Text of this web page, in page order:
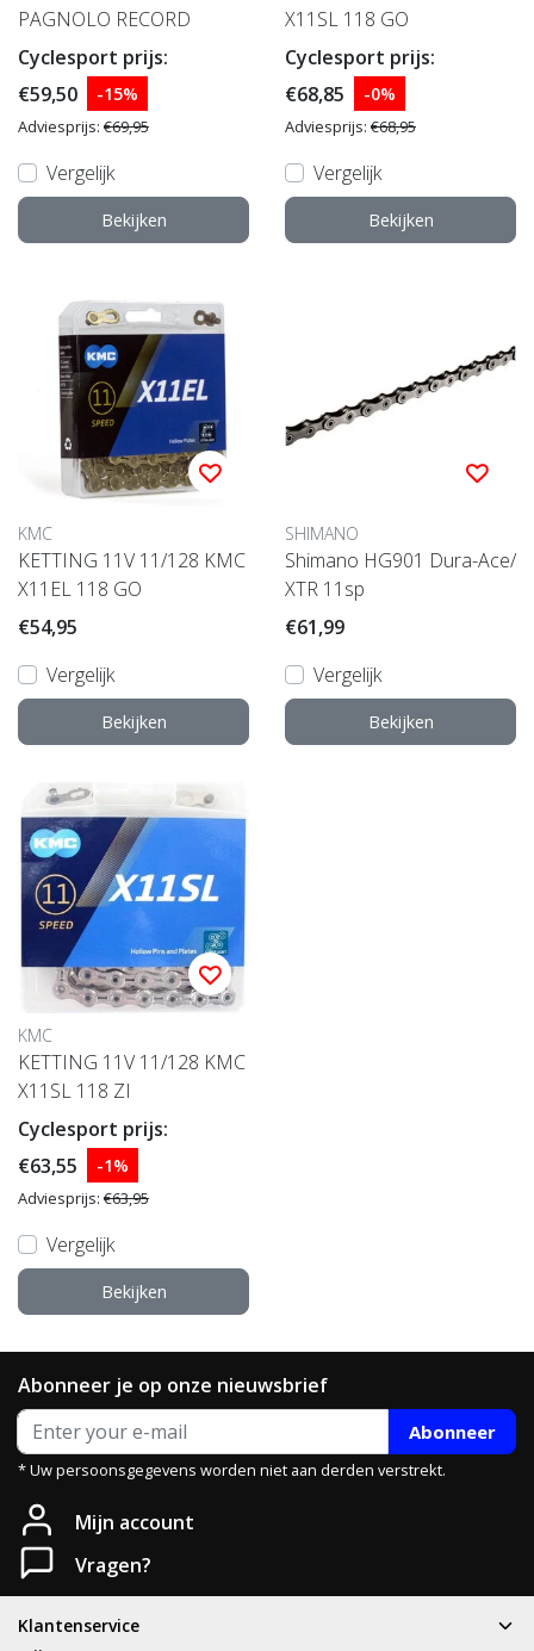
PAGNOLO RECORD
Cyclesport prijs:
€59,50
-15%
Adviesprijs: €69,95
Vergelijk
Bekijken
X11SL 118 GO
Cyclesport prijs:
€68,85
-0%
Adviesprijs: €68,95
Vergelijk
Bekijken
KMC
KETTING 11V 11/128 KMC
X11EL 118 GO
€54,95
Vergelijk
Bekijken
SHIMANO
Shimano HG901 Dura-Ace/
XTR 11sp
€61,99
Vergelijk
Bekijken
KMC
KETTING 11V 11/128 KMC
X11SL 118 ZI
Cyclesport prijs:
€63,55
-1%
Adviesprijs: €63,95
Vergelijk
Bekijken
Abonneer je op onze nieuwsbrief
Abonneer
* Uw persoonsgegevens worden niet aan derden verstrekt.
Mijn account
Vragen?
Klantenservice
Heb je een vraag?
Neem gerust contact met ons op.
Telefoon